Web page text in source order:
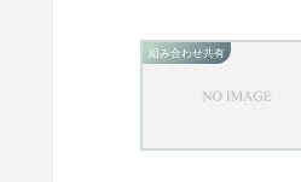
組み合わせ共有